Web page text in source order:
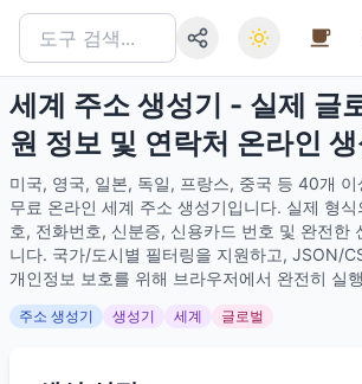
세계 주소 생성기 - 실제 글
원 정보 및 연락처 온라인 생
미국, 영국, 일본, 독일, 프랑스, 중국 등 40개
무료 온라인 세계 주소 생성기입니다. 실제 형
호, 전화번호, 신분증, 신용카드 번호 및 완전한
니다. 국가/도시별 필터링을 지원하고, JSON/
개인정보 보호를 위해 브라우저에서 완전히 실
주소 생성기 생성기 세계 글로벌